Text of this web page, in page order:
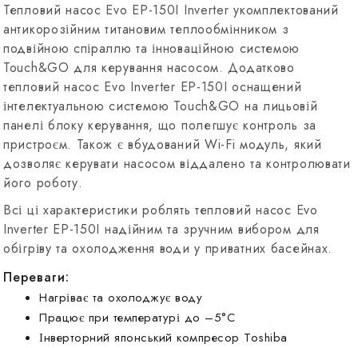
Тепловий насос Evo EP-150I Inverter укомплектований
антикорозійним титановим теплообмінником з
подвійною спіраллю та інноваційною системою
Touch&GO для керування насосом. Додатково
тепловий насос Evo Inverter EP-150I оснащений
інтелектуальною системою Touch&GO на лицьовій
панелі блоку керування, що полегшує контроль за
пристроєм. Також є вбудований Wi-Fi модуль, який
дозволяє керувати насосом віддалено та контролювати
його роботу.
Всі ці характеристики роблять тепловий насос Evo
Inverter EP-150I надійним та зручним вибором для
обігріву та охолодження води у приватних басейнах.
Переваги:
Нагріває та охолоджує воду
Працює при температурі до –5°C
Інверторний японський компресор Toshiba